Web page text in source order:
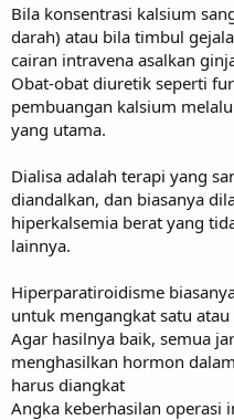
Bila konsentrasi kalsium
darah) atau bila timbul
cairan intravena asalkan
Obat-obat diuretik seperti
pembuangan kalsium
yang utama.
Dialisa adalah terapi yang
diandalkan, dan biasanya
hiperkalsemia berat yang
lainnya.
Hiperparatiroidisme
untuk mengangkat satu
Agar hasilnya baik, semua
menghasilkan hormon
harus diangkat
Angka keberhasilan operasi